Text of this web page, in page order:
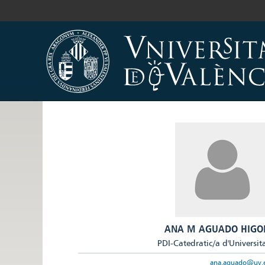
ANA M AGUADO
PDI-Catedratic/a